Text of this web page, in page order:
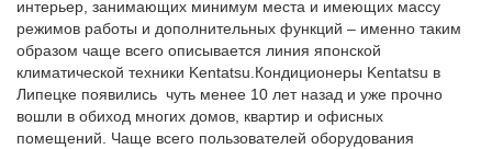
интерьер, занимающих минимум места и имеющих массу
режимов работы и дополнительных функций – именно таким
образом чаще всего описывается линия японской
климатической техники Kentatsu.Кондиционеры Kentatsu в
Липецке появились чуть менее 10 лет назад и уже прочно
вошли в обиход многих домов, квартир и офисных
помещений. Чаще всего пользователей оборудования